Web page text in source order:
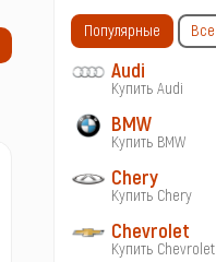
Популярные Все
Audi
Купить Audi
BMW
Купить BMW
Chery
Купить Chery
Chevrolet
Купить Chevrolet